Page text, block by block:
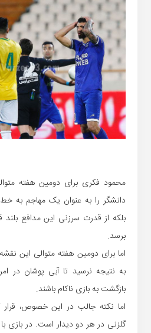
محمود فکری برای دومین هفته
دانشگر را به عنوان یک مهاجم به
بلکه از قدرت سرزنی این مدافع بلند
برسد.
اما برای دومین هفته متوالی این
به نتیجه نرسید تا آبی پوشان در
بازگشت به بازی ناکام باشند.
اما نکته جالب در این خصوص،
گلزنی در هر دو دیدار است. در بازی